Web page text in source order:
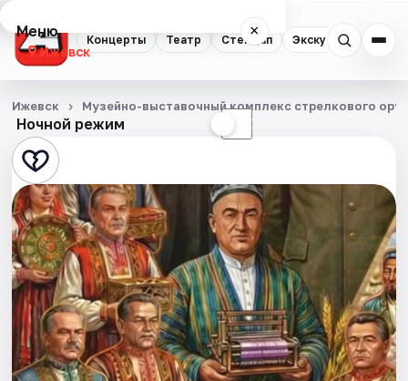
Концерты Театр Стендап Экскурсии
Меню ×
Ижевск
Концерты
Театр
Стендап
Экскурсии
Спорт
События
Города
Ночной режим ☾
Ижевск Музейно-выставочный комплекс стрелкового